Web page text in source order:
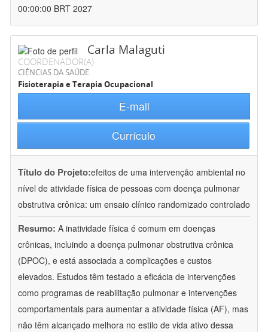
00:00:00 BRT 2027
Carla Malaguti
COORDENADOR(A)
CIÊNCIAS DA SAÚDE
Fisioterapia e Terapia Ocupacional
E-mail
Currículo
Título do Projeto:efeitos de uma intervenção ambiental no
nível de atividade física de pessoas com doença pulmonar
obstrutiva crônica: um ensaio clínico randomizado controlado
Resumo: A inatividade física é comum em doenças
crônicas, incluindo a doença pulmonar obstrutiva crônica
(DPOC), e está associada a complicações e custos
elevados. Estudos têm testado a eficácia de intervenções
como programas de reabilitação pulmonar e intervenções
comportamentais para aumentar a atividade física (AF), mas
não têm alcançado melhora no estilo de vida ativo dessa